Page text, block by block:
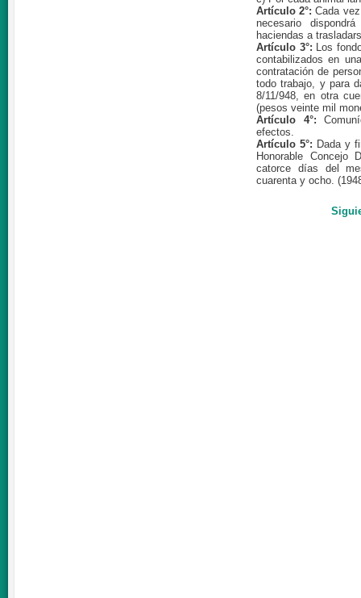
Artículo 2°: Cada
necesario
haciendas a
Artículo 3°: Los
contabilizados en
contratación de
todo trabajo, y para
8/11/948, en otra
(pesos veinte mil
Artículo 4°:
efectos.
Artículo 5°: Dada y
Honorable Concejo
catorce días del
cuarenta y ocho.